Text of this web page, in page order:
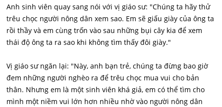
Anh sinh viên quay sang nói với vị giáo sư: "Chúng ta hãy thử
trêu chọc người nông dân xem sao. Em sẽ giấu giày của ông ta
rồi thầy và em cùng trốn vào sau những bụi cây kia để xem
thái độ ông ta ra sao khi không tìm thấy đôi giày."
Vị giáo sư ngăn lại: "Này, anh bạn trẻ, chúng ta đừng bao giờ
đem những người nghèo ra để trêu chọc mua vui cho bản
thân. Nhưng em là một sinh viên khá giả, em có thể tìm cho
mình một niềm vui lớn hơn nhiều nhờ vào người nông dân